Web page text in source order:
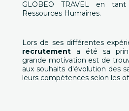
GLOBEO TRAVEL en
Ressources Humaines.
Lors de ses différentes
recrutement a été sa
grande motivation est de
aux souhaits d'évolution des
leurs compétences selon les